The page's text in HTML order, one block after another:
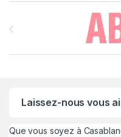
Brands Carousel
Laissez-nous vous
Que vous soyez à